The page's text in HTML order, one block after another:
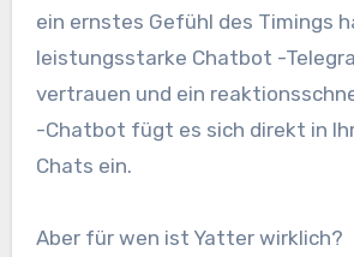
ein ernstes Gefühl des Timings
leistungsstarke Chatbot -
vertrauen und ein
-Chatbot fügt es sich direkt in
Chats ein.
Aber für wen ist Yatter wirklich?